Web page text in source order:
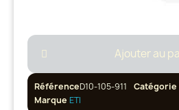
Ajouter au
RéférenceD10-105-911 Catégorie
Marque ETI